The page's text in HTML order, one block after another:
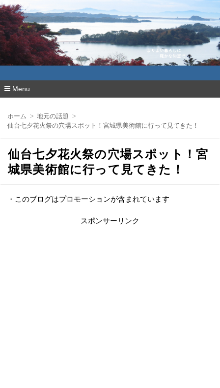
よりよい暮らしに確かな知恵で
Menu
ツ
ホーム
地元の話題
仙台七夕花火祭の穴場スポット！宮城県美術館に行って見てきた！
仙台七夕花火祭の穴場スポット！宮
城県美術館に行って見てきた！
・このブログはプロモーションが含まれています
スポンサーリンク